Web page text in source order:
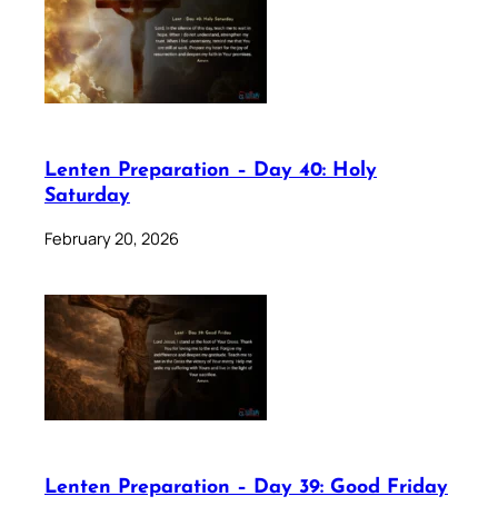
Lenten Preparation – Day 40: Holy
Saturday
February 20, 2026
Lenten Preparation – Day 39: Good Friday